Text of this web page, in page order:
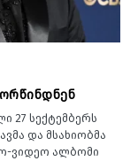
27 სექტემბერს
და მსახიობმა
ვიდეო ალბომი